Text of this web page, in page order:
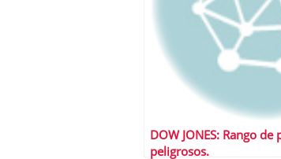
DOW JONES: Rango
peligrosos.